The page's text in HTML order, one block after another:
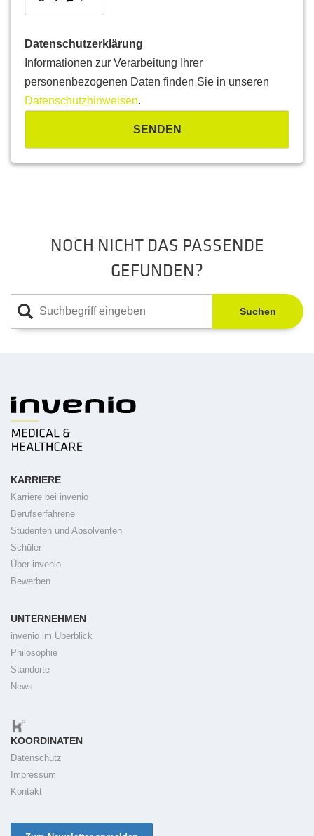
Datenschutzerklärung
Informationen zur Verarbeitung Ihrer
personenbezogenen Daten finden Sie in unseren
Datenschutzhinweisen.
NOCH NICHT DAS PASSENDE
GEFUNDEN?
Suchen
KARRIERE
Karriere bei invenio
Berufserfahrene
Studenten und Absolventen
Schüler
Über invenio
Bewerben
UNTERNEHMEN
invenio im Überblick
Philosophie
Standorte
News
KOORDINATEN
Datenschutz
Impressum
Kontakt